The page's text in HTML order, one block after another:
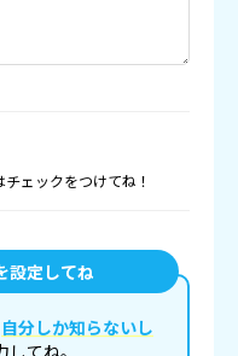
ェックをつけてね！
設定してね
自分しか知らないし